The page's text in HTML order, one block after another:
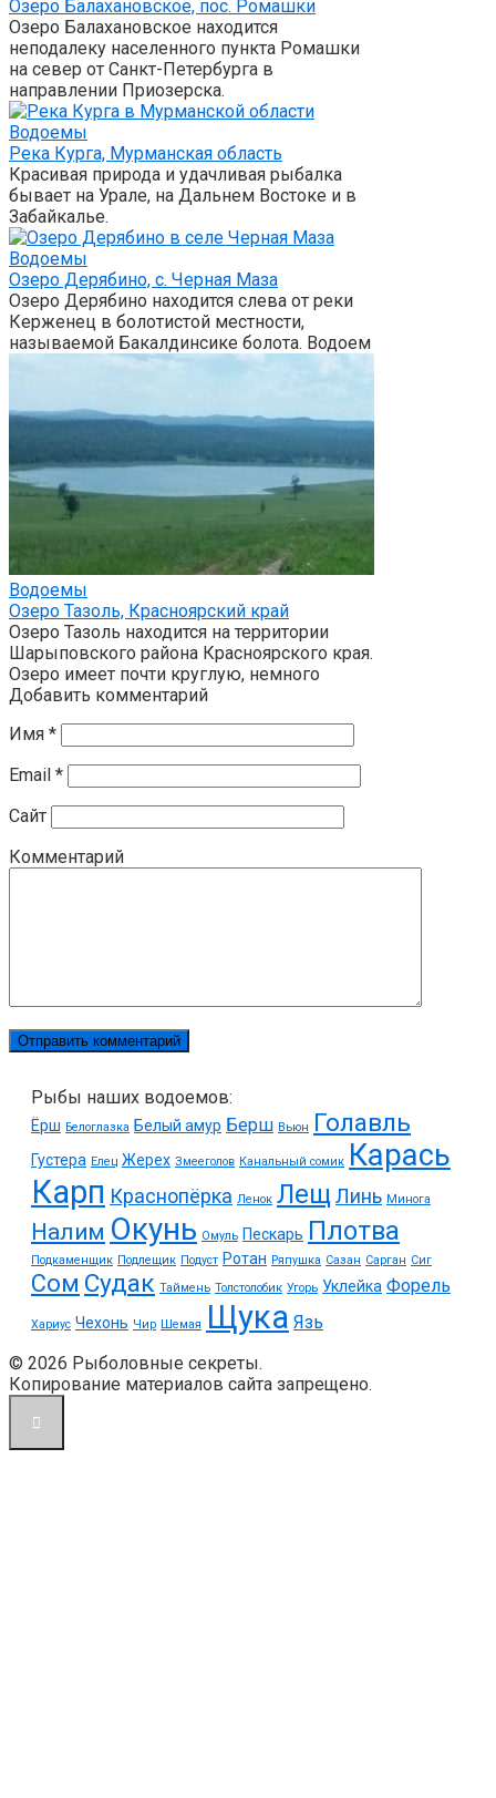
Озеро Балахановское, пос. Ромашки
Озеро Балахановское находится
неподалеку населенного пункта Ромашки
на север от Санкт-Петербурга в
направлении Приозерска.
Водоемы
Река Курга, Мурманская область
Красивая природа и удачливая рыбалка
бывает на Урале, на Дальнем Востоке и в
Забайкалье.
Водоемы
Озеро Дерябино, с. Черная Маза
Озеро Дерябино находится слева от реки
Керженец в болотистой местности,
называемой Бакалдинсике болота. Водоем
Водоемы
Озеро Тазоль, Красноярский край
Озеро Тазоль находится на территории
Шарыповского района Красноярского края.
Озеро имеет почти круглую, немного
Добавить комментарий
Имя *
Email *
Сайт
Комментарий
Рыбы наших водоемов:
Ёрш Белоглазка Белый амур Берш Вьюн Голавль
Густера Елец Жерех Змееголов Канальный сомик Карась
Карп Краснопёрка Ленок ЛещЛинь Минога
Налим Окунь Омуль Пескарь Плотва
Подкаменщик Подлещик Подуст Ротан Ряпушка Сазан Сарган Сиг
Сом Судак Таймень Толстолобик Угорь Уклейка Форель
Хариус Чехонь Чир Шемая Щука Язь
© 2026 Рыболовные секреты.
Копирование материалов сайта запрещено.